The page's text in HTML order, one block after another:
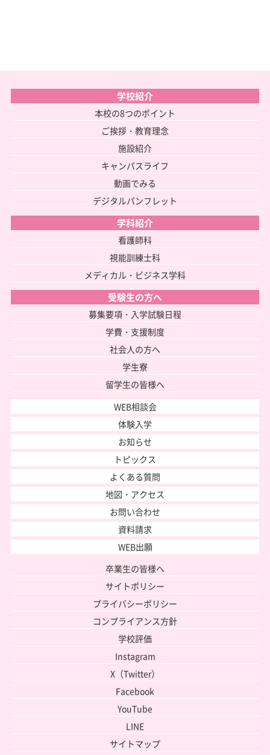
学校紹介
本校の8つのポイント
ご挨拶・教育理念
施設紹介
キャンパスライフ
動画でみる
デジタルパンフレット
学科紹介
看護師科
視能訓練士科
メディカル・ビジネス学科
受験生の方へ
募集要項・入学試験日程
学費・支援制度
社会人の方へ
学生寮
留学生の皆様へ
WEB相談会
体験入学
お知らせ
トピックス
よくある質問
地図・アクセス
お問い合わせ
資料請求
WEB出願
卒業生の皆様へ
サイトポリシー
プライバシーポリシー
コンプライアンス方針
学校評価
Instagram
X（Twitter）
Facebook
YouTube
LINE
サイトマップ